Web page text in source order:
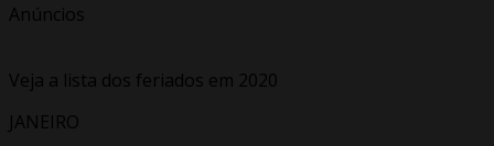
Anúncios
Veja a lista dos feriados em 2020
JANEIRO